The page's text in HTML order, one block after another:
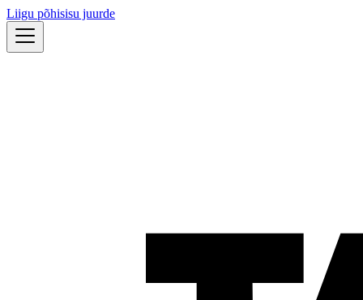
Liigu põhisisu juurde